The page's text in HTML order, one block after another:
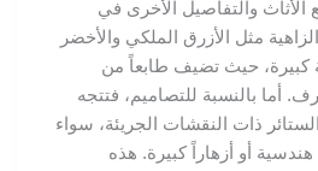
والتفاصيل الأخرى في
مثل الأزرق الملكي والأخضر
حيث تضيف طابعاً من
بالنسبة للتصاميم، فتتجه
ذات النقشات الجريئة، سواء
أو أزهاراً كبيرة. هذه